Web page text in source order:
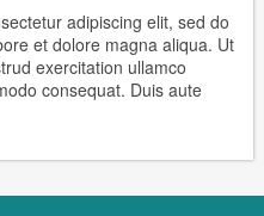
adipiscing elit, sed do
et dolore magna aliqua. Ut
exercitation ullamco
consequat. Duis aute